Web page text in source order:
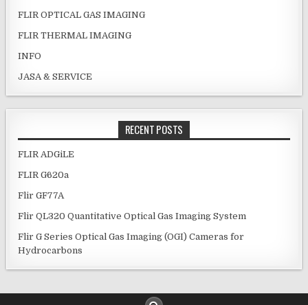
FLIR OPTICAL GAS IMAGING
FLIR THERMAL IMAGING
INFO
JASA & SERVICE
RECENT POSTS
FLIR ADGiLE
FLIR G620a
Flir GF77A
Flir QL320 Quantitative Optical Gas Imaging System
Flir G Series Optical Gas Imaging (OGI) Cameras for
Hydrocarbons